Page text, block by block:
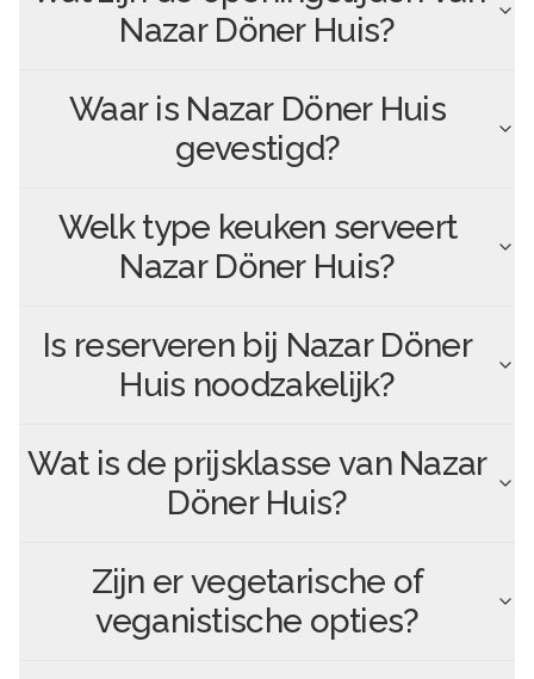
Nazar Döner Huis?
Waar is Nazar Döner Huis
gevestigd?
Welk type keuken serveert
Nazar Döner Huis?
Is reserveren bij Nazar Döner
Huis noodzakelijk?
Wat is de prijsklasse van Nazar
Döner Huis?
Zijn er vegetarische of
veganistische opties?